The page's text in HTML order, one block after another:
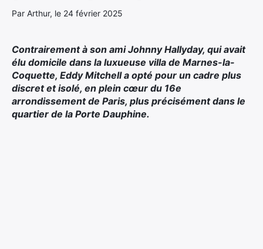
Par Arthur, le 24 février 2025
Contrairement à son ami Johnny Hallyday, qui avait
élu domicile dans la luxueuse villa de Marnes-la-
Coquette, Eddy Mitchell a opté pour un cadre plus
discret et isolé, en plein cœur du 16e
arrondissement de Paris, plus précisément dans le
quartier de la Porte Dauphine.